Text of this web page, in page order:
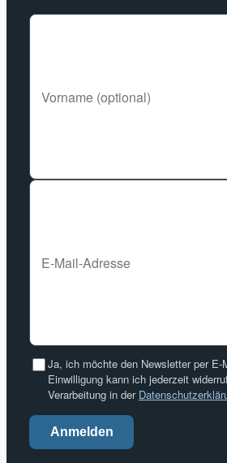
Ja, ich möchte den Newsletter per E-
Einwilligung kann ich jederzeit
Verarbeitung in der
Anmelden